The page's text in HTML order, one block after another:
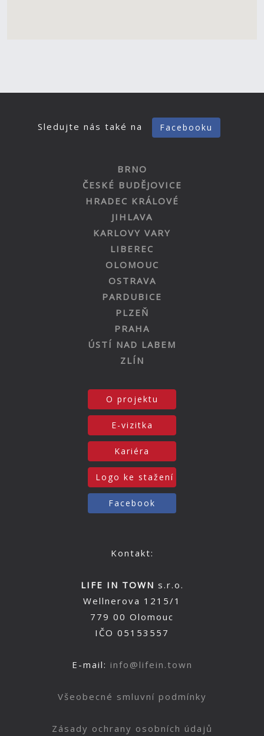
Sledujte nás také na Facebooku
BRNO
ČESKÉ BUDĚJOVICE
HRADEC KRÁLOVÉ
JIHLAVA
KARLOVY VARY
LIBEREC
OLOMOUC
OSTRAVA
PARDUBICE
PLZEŇ
PRAHA
ÚSTÍ NAD LABEM
ZLÍN
O projektu
E-vizitka
Kariéra
Logo ke stažení
Facebook
Kontakt:
LIFE IN TOWN s.r.o.
Wellnerova 1215/1
779 00 Olomouc
IČO 05153557
E-mail: info@lifein.town
Všeobecné smluvní podmínky
Zásady ochrany osobních údajů